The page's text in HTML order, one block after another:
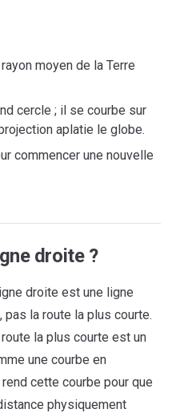
moyen de la Terre
cercle ; il se courbe sur
aplatie le globe.
commencer une nouvelle
droite ?
droite est une ligne
la route la plus courte.
la plus courte est un
une courbe en
cette courbe pour que
physiquement